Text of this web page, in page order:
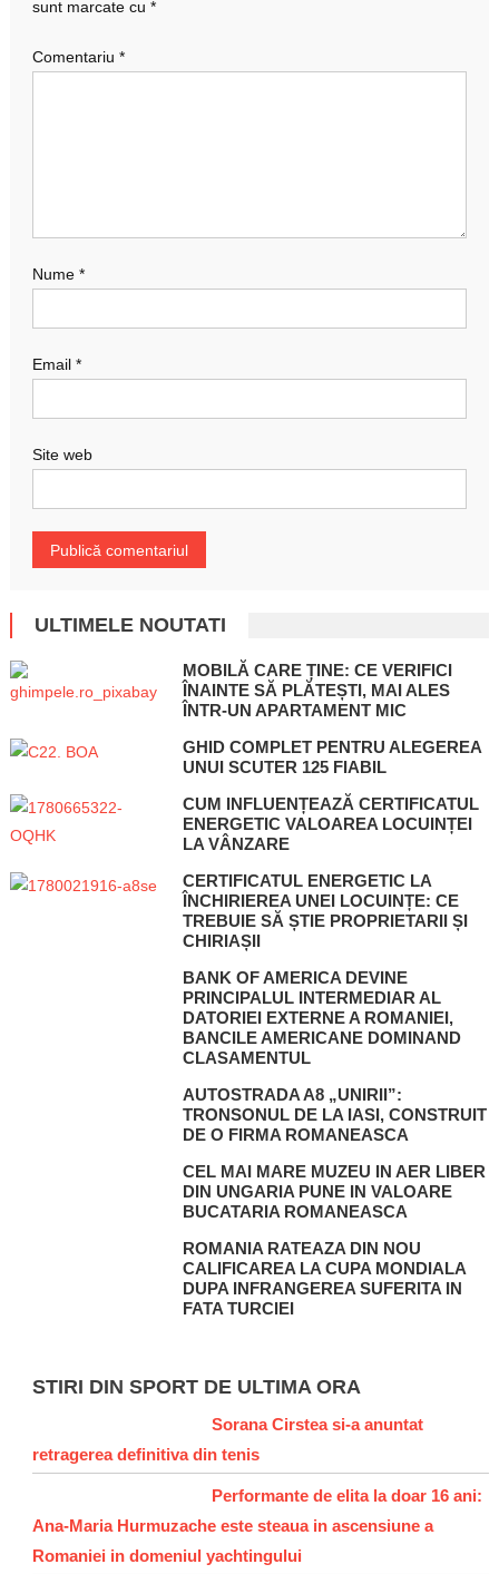
sunt marcate cu *
Comentariu *
Nume *
Email *
Site web
ULTIMELE NOUTATI
MOBILĂ CARE ȚINE: CE VERIFICI
ÎNAINTE SĂ PLĂTEȘTI, MAI ALES
ÎNTR-UN APARTAMENT MIC
GHID COMPLET PENTRU ALEGEREA
UNUI SCUTER 125 FIABIL
CUM INFLUENȚEAZĂ CERTIFICATUL
ENERGETIC VALOAREA LOCUINȚEI
LA VÂNZARE
CERTIFICATUL ENERGETIC LA
ÎNCHIRIEREA UNEI LOCUINȚE: CE
TREBUIE SĂ ȘTIE PROPRIETARII ȘI
CHIRIAȘII
BANK OF AMERICA DEVINE
PRINCIPALUL INTERMEDIAR AL
DATORIEI EXTERNE A ROMANIEI,
BANCILE AMERICANE DOMINAND
CLASAMENTUL
AUTOSTRADA A8 „UNIRII”:
TRONSONUL DE LA IASI, CONSTRUIT
DE O FIRMA ROMANEASCA
CEL MAI MARE MUZEU IN AER LIBER
DIN UNGARIA PUNE IN VALOARE
BUCATARIA ROMANEASCA
ROMANIA RATEAZA DIN NOU
CALIFICAREA LA CUPA MONDIALA
DUPA INFRANGEREA SUFERITA IN
FATA TURCIEI
STIRI DIN SPORT DE ULTIMA ORA
Sorana Cirstea si-a anuntat
retragerea definitiva din tenis
Performante de elita la doar 16 ani:
Ana-Maria Hurmuzache este steaua in ascensiune a
Romaniei in domeniul yachtingului